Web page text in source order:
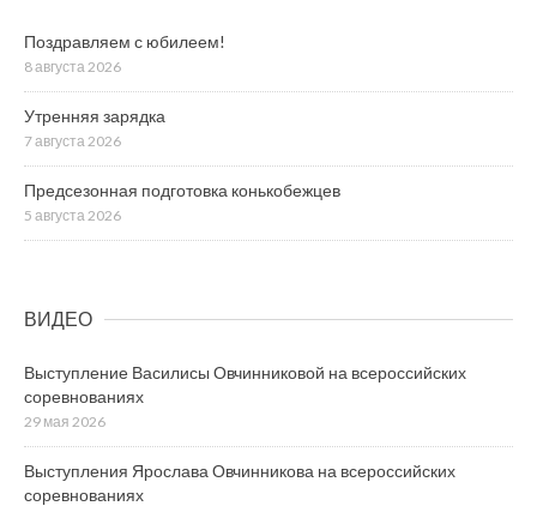
Поздравляем с юбилеем!
8 августа 2026
Утренняя зарядка
7 августа 2026
Предсезонная подготовка конькобежцев
5 августа 2026
ВИДЕО
Выступление Василисы Овчинниковой на всероссийских
соревнованиях
29 мая 2026
Выступления Ярослава Овчинникова на всероссийских
соревнованиях